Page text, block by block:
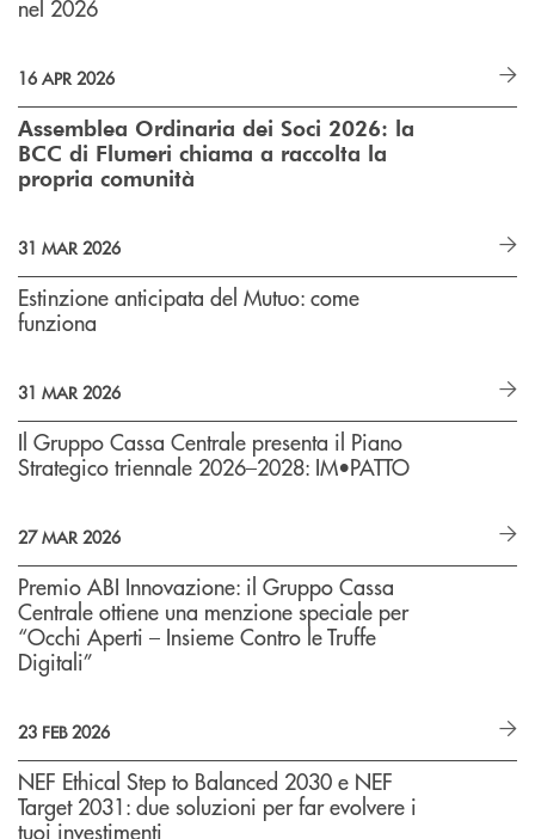
nel 2026
16 APR 2026
Assemblea Ordinaria dei Soci 2026: la
BCC di Flumeri chiama a raccolta la
propria comunità
31 MAR 2026
Estinzione anticipata del Mutuo: come
funziona
31 MAR 2026
Il Gruppo Cassa Centrale presenta il Piano
Strategico triennale 2026–2028: IM•PATTO
27 MAR 2026
Premio ABI Innovazione: il Gruppo Cassa
Centrale ottiene una menzione speciale per
“Occhi Aperti – Insieme Contro le Truffe
Digitali”
23 FEB 2026
NEF Ethical Step to Balanced 2030 e NEF
Target 2031: due soluzioni per far evolvere i
tuoi investimenti